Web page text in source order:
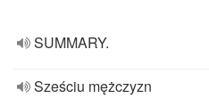
SUMMARY.
Sześciu mężczyzn